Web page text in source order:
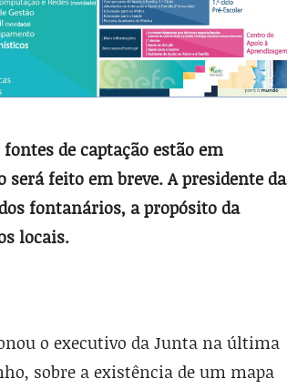
de captação estão em
feito em breve. A presidente da
fontanários, a propósito da
locais.
o executivo da Junta na última
sobre a existência de um mapa